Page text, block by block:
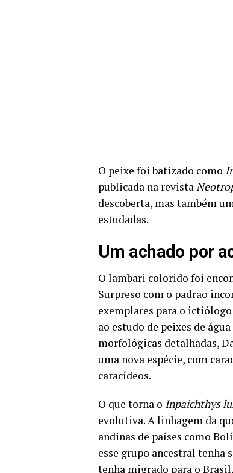
O peixe foi batizado como
publicada na revista
descoberta, mas também
estudadas.
Um achado por
O lambari colorido foi
Surpreso com o padrão
exemplares para o
ao estudo de peixes de
morfológicas detalhadas,
uma nova espécie, com
caracídeos.
O que torna o Inpaichthys
evolutiva. A linhagem da
andinas de países como
esse grupo ancestral tenha
tenha migrado para o